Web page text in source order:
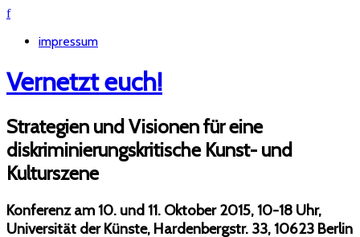
f
impressum
Vernetzt euch!
Strategien und Visionen für eine
diskriminierungskritische Kunst- und
Kulturszene
Konferenz am 10. und 11. Oktober 2015, 10-18 Uhr,
Universität der Künste, Hardenbergstr. 33, 10623 Berlin